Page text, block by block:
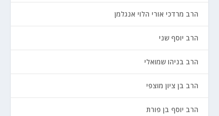
הרב מרדכי אורי הלוי אנגלמן
הרב יוסף שני
הרב בניהו שמואלי
הרב בן ציון מוצפי
הרב יוסף בן פורת